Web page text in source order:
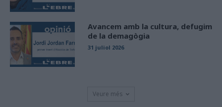
Avancem amb la cultura, defugim
de la demagògia
31 juliol 2026
Veure més